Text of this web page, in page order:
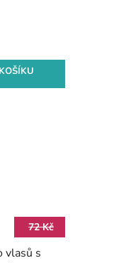
72 Kč
vlasů s